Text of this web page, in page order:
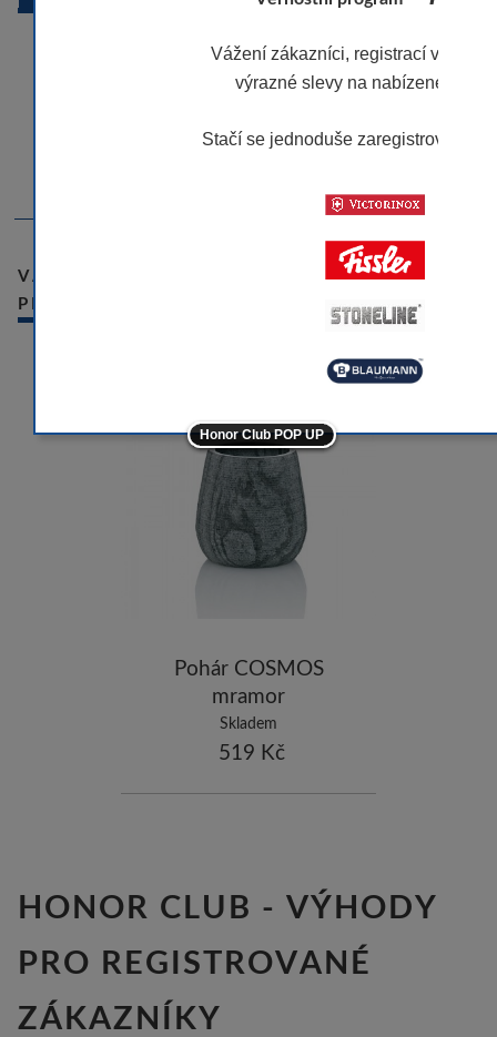
VÁMI NAPOSLEDY PROHLÍŽENÉ
PRODUKTY
Pohár COSMOS
mramor
Skladem
519 Kč
HONOR CLUB - VÝHODY
PRO REGISTROVANÉ
ZÁKAZNÍKY
Vážení zákazníci, registrací v
výrazné slevy na nabízené
Stačí se jednoduše zaregistrovat.
-5%
Honor Club POP UP